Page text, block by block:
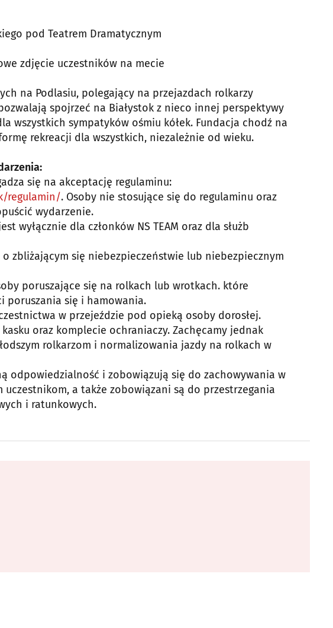
pod Teatrem Dramatycznym
zdjęcie uczestników na mecie
na Podlasiu, polegający na przejazdach rolkarzy
spojrzeć na Białystok z nieco innej perspektywy
wszystkich sympatyków ośmiu kółek. Fundacja chodź na
rekreacji dla wszystkich, niezależnie od wieku.
się na akceptację regulaminu:
regulamin/. Osoby nie stosujące się do regulaminu oraz
wydarzenie.
wyłącznie dla członków NS TEAM oraz dla służb
zbliżającym się niebezpieczeństwie lub niebezpiecznym
poruszające się na rolkach lub wrotkach. które
poruszania się i hamowania.
w przejeździe pod opieką osoby dorosłej.
oraz komplecie ochraniaczy. Zachęcamy jednak
rolkarzom i normalizowania jazdy na rolkach w
odpowiedzialność i zobowiązują się do zachowywania w
a także zobowiązani są do przestrzegania
i ratunkowych.